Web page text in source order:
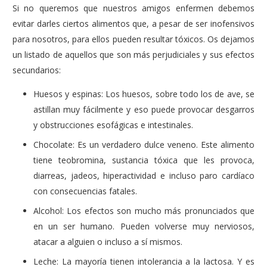
Si no queremos que nuestros amigos enfermen debemos
evitar darles ciertos alimentos que, a pesar de ser inofensivos
para nosotros, para ellos pueden resultar tóxicos. Os dejamos
un listado de aquellos que son más perjudiciales y sus efectos
secundarios:
Huesos y espinas: Los huesos, sobre todo los de ave, se
astillan muy fácilmente y eso puede provocar desgarros
y obstrucciones esofágicas e intestinales.
Chocolate: Es un verdadero dulce veneno. Este alimento
tiene teobromina, sustancia tóxica que les provoca,
diarreas, jadeos, hiperactividad e incluso paro cardíaco
con consecuencias fatales.
Alcohol: Los efectos son mucho más pronunciados que
en un ser humano. Pueden volverse muy nerviosos,
atacar a alguien o incluso a sí mismos.
Leche: La mayoría tienen intolerancia a la lactosa. Y es